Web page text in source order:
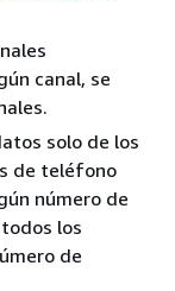
canal, se
solo de los
de teléfono
número de
los
de